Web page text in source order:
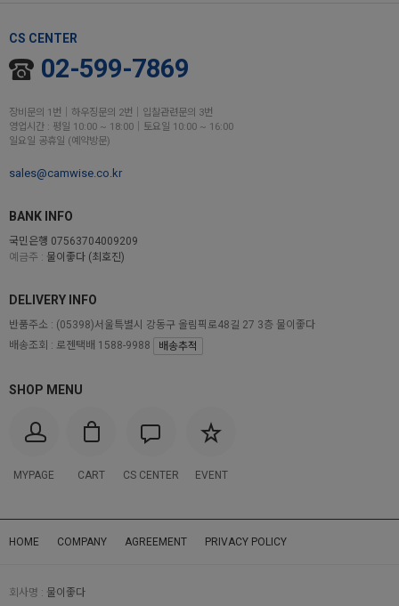
CS CENTER
02-599-7869
장비문의 1번│하우징문의 2번│입찰관련문의 3번
영업시간 : 평일 10:00 ~ 18:00│토요일 10:00 ~ 16:00
일요일 공휴일 (예약방문)
sales@camwise.co.kr
BANK INFO
국민은행 07563704009209
예금주 : 물이좋다 (최호진)
SHOP MENU
MYPAGE CART CS CENTER EVENT
DELIVERY INFO
반품주소 : (05398)서울특별시 강동구 올림픽로48길 27 3층 물이좋다
배송조회 : 로젠택배 1588-9988
배송추적
HOME COMPANY AGREEMENT PRIVACY POLICY
회사명 : 물이좋다